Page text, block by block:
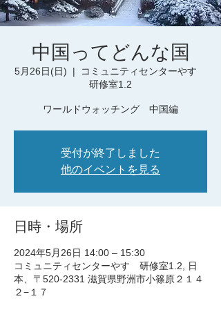
中国ってどんな国
5月26日(日)
  |
コミュニティセンターやす
研修室1.2
ワールドウォッチング 中国編
受付が終了しました
他のイベントを見る
日時・場所
2024年5月26日 14:00 – 15:30
コミュニティセンターやす 研修室1.2, 日
本、〒520-2331 滋賀県野洲市小篠原２１４
２−１７